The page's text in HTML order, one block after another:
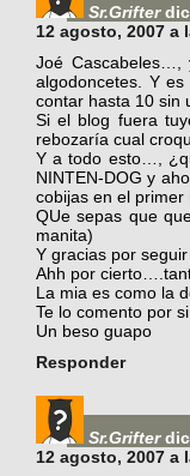
Sr.Grifter
12 agosto, 2007 a
Joé Cascabeles…,
algodoncetes. Y
contar hasta 10 sin
Si el blog fuera
rebozaría cual
Y a todo esto…,
NINTEN-DOG y
cobijas en el primer
QUe sepas que
manita)
Y gracias por
Ahh por
La mia es como la
Te lo comento por
Un beso guapo
Responder
Sr.Grifter
12 agosto, 2007 a